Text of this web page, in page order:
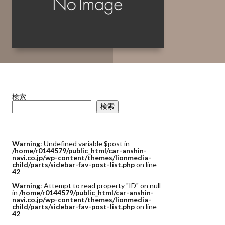
検索
検索
Warning: Undefined variable $post in
/home/r0144579/public_html/car-anshin-
navi.co.jp/wp-content/themes/lionmedia-
child/parts/sidebar-fav-post-list.phpon line
42
Warning: Attempt to read property "ID" on null
in /home/r0144579/public_html/car-anshin-
navi.co.jp/wp-content/themes/lionmedia-
child/parts/sidebar-fav-post-list.phpon line
42